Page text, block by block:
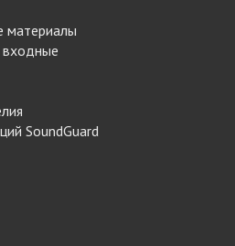
материалы
SoundGuard